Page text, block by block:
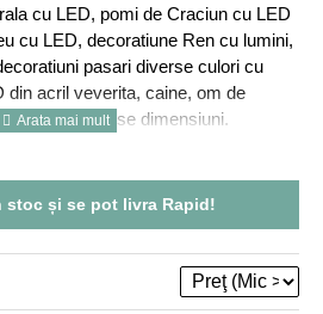
cu LED, pomi de Craciun cu LED
cu LED, decoratiune Ren cu lumini,
pasari diverse culori cu
din acril veverita, caine, om de
cu LED diverse dimensiuni.
stoc și se pot livra Rapid!